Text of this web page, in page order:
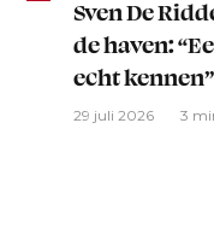
Sven De
de haven:
echt kennen”
29 juli 2026 3